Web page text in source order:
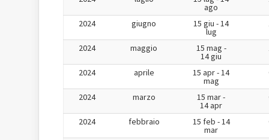
ago
2024 giugno 15 giu - 14
lug
2024 maggio 15 mag -
14 giu
2024 aprile 15 apr - 14
mag
2024 marzo 15 mar -
14 apr
2024 febbraio 15 feb - 14
mar